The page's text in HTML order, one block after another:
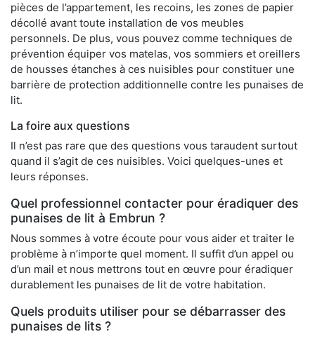
pièces de l’appartement, les recoins, les zones de papier
décollé avant toute installation de vos meubles
personnels. De plus, vous pouvez comme techniques de
prévention équiper vos matelas, vos sommiers et oreillers
de housses étanches à ces nuisibles pour constituer une
barrière de protection additionnelle contre les punaises de
lit.
La foire aux questions
Il n’est pas rare que des questions vous taraudent surtout
quand il s’agit de ces nuisibles. Voici quelques-unes et
leurs réponses.
Quel professionnel contacter pour éradiquer des
punaises de lit à Embrun ?
Nous sommes à votre écoute pour vous aider et traiter le
problème à n’importe quel moment. Il suffit d’un appel ou
d’un mail et nous mettrons tout en œuvre pour éradiquer
durablement les punaises de lit de votre habitation.
Quels produits utiliser pour se débarrasser des
punaises de lits ?